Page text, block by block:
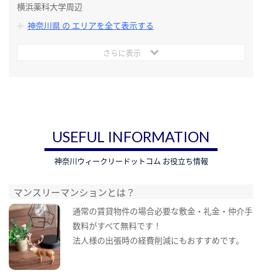
横浜薬科大学周辺
神奈川県 の エリアを全て表示する
さらに表示
USEFUL INFORMATION
神奈川ウィークリードットコム お役立ち情報
マンスリーマンションとは？
通常の賃貸物件の場合必要な敷金・礼金・仲介手
数料がすべて無料です！
法人様の出張時の経費削減にもおすすめです。